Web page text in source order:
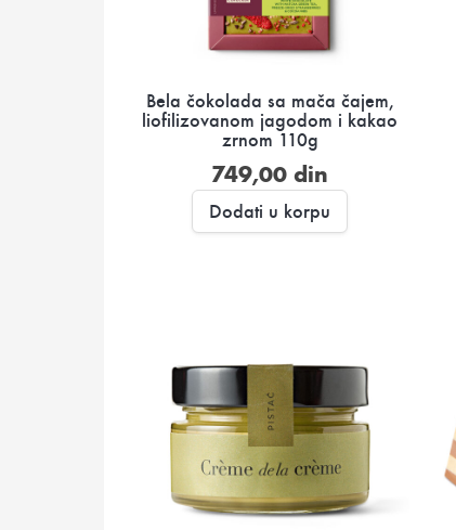
Bela čokolada sa mača čajem,
liofilizovanom jagodom i kakao
zrnom 110g
749,00 din
Dodati u korpu